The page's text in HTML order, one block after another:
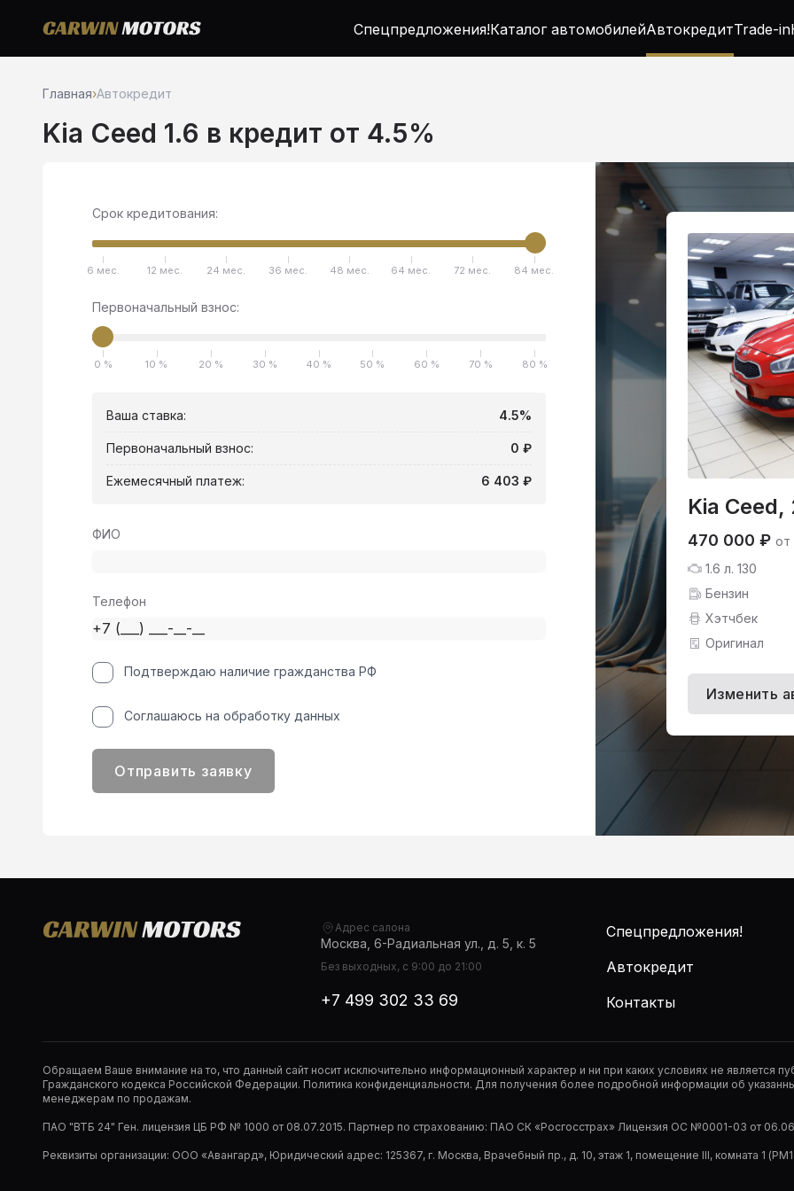
Спецпредложения!Каталог автомобилейАвтокредитTrade-in
Главная›Автокредит
Kia Ceed 1.6 в кредит от 4.5%
Kia Ceed,
470 000 ₽ от
1.6 л. 130
Бензин
Хэтчбек
Оригинал
Изменить
Срок кредитования:
6 мес. 12 мес. 24 мес. 36 мес. 48 мес. 64 мес. 72 мес. 84 мес.
Первоначальный взнос:
0 % 10 % 20 % 30 % 40 % 50 % 60 % 70 % 80 %
Ваша ставка: 4.5%
Первоначальный взнос: 0 ₽
Ежемесячный платеж: 6 403 ₽
ФИО
Телефон
Подтверждаю наличие гражданства РФ
Соглашаюсь на обработку данных
Отправить заявку
Адрес салона
Москва, 6-Радиальная ул., д. 5, к. 5
Без выходных, с 9:00 до 21:00
+7 499 302 33 69
Спецпредложения!
Автокредит
Контакты
Обращаем Ваше внимание на то, что данный сайт носит исключительно информационный характер и ни при каких условиях не является
Гражданского кодекса Российской Федерации. Политика конфиденциальности. Для получения более подробной информации об
менеджерам по продажам.
ПАО "ВТБ 24" Ген. лицензия ЦБ РФ № 1000 от 08.07.2015. Партнер по страхованию: ПАО СК «Росгосстрах» Лицензия ОС №0001-03 от
Реквизиты организации: ООО «Авангард», Юридический адрес: 125367, г. Москва, Врачебный пр., д. 10, этаж 1, помещение III, комната